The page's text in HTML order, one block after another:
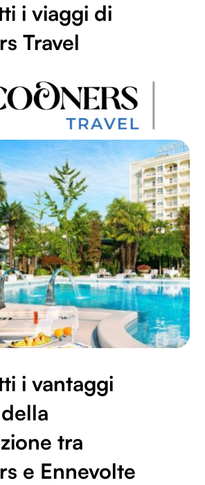
i viaggi di
Travel
i vantaggi
tra
e Ennevolte